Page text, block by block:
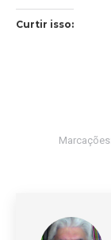
Curtir isso:
Marcações: